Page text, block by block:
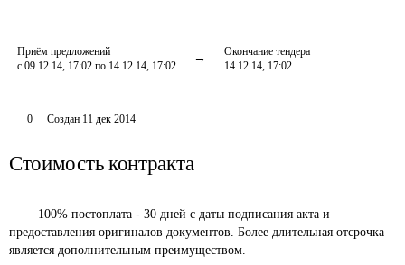
Приём предложений
с 09.12.14, 17:02 по 14.12.14, 17:02
Окончание тендера
14.12.14, 17:02
0 Создан 11 дек 2014
Стоимость контракта
предоставления оригиналов документов. Более длительная отсрочка
является дополнительным преимуществом.